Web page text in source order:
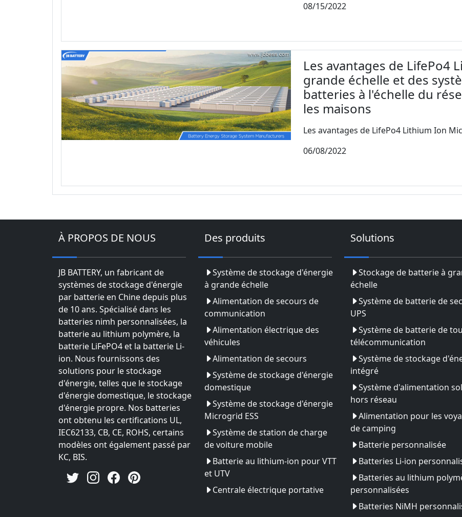
08/15/2022
Les avantages de LifePo4
grande échelle et des
batteries à l'échelle du
les maisons
Les avantages de LifePo4 Lithium Ion
06/08/2022
À PROPOS DE NOUS
JB BATTERY, un fabricant de
systèmes de stockage d'énergie
par batterie en Chine depuis plus
de 10 ans. Spécialisé dans les
batteries nimh personnalisées, la
batterie au lithium polymère, la
batterie LiFePO4 et la batterie Li-
ion. Nous fournissons des
solutions pour le stockage
d'énergie, telles que le stockage
d'énergie domestique, le stockage
d'énergie propre. Nos batteries
ont obtenu les certifications UL,
IEC62133, CB, CE, ROHS, certains
modèles ont également passé par
KC, BIS.
Des produits
Système de stockage d'énergie
à grande échelle
Alimentation de secours de
communication
Alimentation électrique des
véhicules
Alimentation de secours
Système de stockage d'énergie
domestique
Système de stockage d'énergie
Microgrid ESS
Système de station de charge
de voiture mobile
Batterie au lithium-ion pour VTT
et UTV
Centrale électrique portative
Solutions
Stockage de batterie à
échelle
Système de batterie de
UPS
Système de batterie de
télécommunication
Système de stockage
intégré
Système d'alimentation
hors réseau
Alimentation pour les
de camping
Batterie personnalisée
Batteries Li-ion
Batteries au lithium
personnalisées
Batteries NiMH